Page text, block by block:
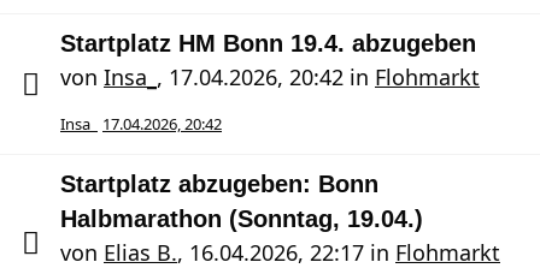
Startplatz HM Bonn 19.4. abzugeben
von Insa_ , 17.04.2026, 20:42 in Flohmarkt
Insa_ 17.04.2026, 20:42
Startplatz abzugeben: Bonn
Halbmarathon (Sonntag, 19.04.)
von Elias B., 16.04.2026, 22:17 in Flohmarkt